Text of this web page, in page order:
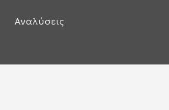
Αναλύσεις